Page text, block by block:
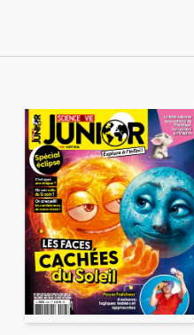
Dékuple), responsable de
certifiez également ne pas envoyer
à la suite duquel elles seront
".